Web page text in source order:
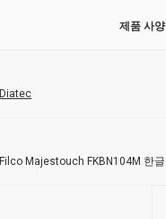
제품 사양
Diatec
Filco Majestouch FKBN104M 한글